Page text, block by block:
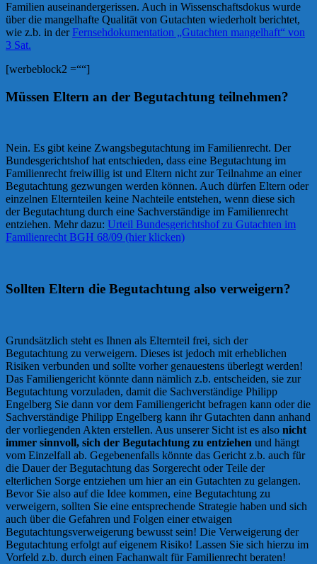
Familien auseinandergerissen. Auch in Wissenschaftsdokus wurde
über die mangelhafte Qualität von Gutachten wiederholt berichtet,
wie z.b. in derFernsehdokumentation „Gutachten mangelhaft“ von
3 Sat.
[werbeblock2 =““]
Müssen Eltern an der Begutachtung teilnehmen?
Nein. Es gibt keine Zwangsbegutachtung im Familienrecht. Der
Bundesgerichtshof hat entschieden, dass eine Begutachtung im
Familienrecht freiwillig ist und Eltern nicht zur Teilnahme an einer
Begutachtung gezwungen werden können. Auch dürfen Eltern oder
einzelnen Elternteilen keine Nachteile entstehen, wenn diese sich
der Begutachtung durch eine Sachverständige im Familienrecht
entziehen. Mehr dazu: Urteil Bundesgerichtshof zu Gutachten im
Familienrecht BGH 68/09 (hier klicken)
Sollten Eltern die Begutachtung also verweigern?
Grundsätzlich steht es Ihnen als Elternteil frei, sich der
Begutachtung zu verweigern. Dieses ist jedoch mit erheblichen
Risiken verbunden und sollte vorher genauestens überlegt werden!
Das Familiengericht könnte dann nämlich z.b. entscheiden, sie zur
Begutachtung vorzuladen, damit die Sachverständige Philipp
Engelberg Sie dann vor dem Familiengericht befragen kann oder die
Sachverständige Philipp Engelberg kann ihr Gutachten dann anhand
der vorliegenden Akten erstellen. Aus unserer Sicht ist es also nicht
immer sinnvoll, sich der Begutachtung zu entziehen und hängt
vom Einzelfall ab. Gegebenenfalls könnte das Gericht z.b. auch für
die Dauer der Begutachtung das Sorgerecht oder Teile der
elterlichen Sorge entziehen um hier an ein Gutachten zu gelangen.
Bevor Sie also auf die Idee kommen, eine Begutachtung zu
verweigern, sollten Sie eine entsprechende Strategie haben und sich
auch über die Gefahren und Folgen einer etwaigen
Begutachtungsverweigerung bewusst sein! Die Verweigerung der
Begutachtung erfolgt auf eigenem Risiko! Lassen Sie sich hierzu im
Vorfeld z.b. durch einen Fachanwalt für Familienrecht beraten!